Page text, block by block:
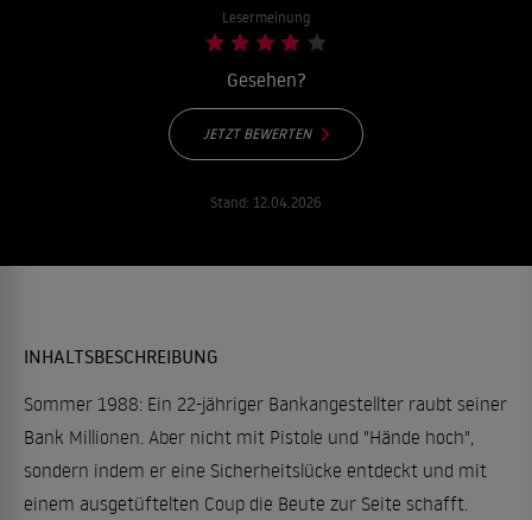
Lesermeinung
Gesehen?
JETZT BEWERTEN
Stand: 12.04.2026
INHALTSBESCHREIBUNG
Sommer 1988: Ein 22-jähriger Bankangestellter raubt seiner
Bank Millionen. Aber nicht mit Pistole und "Hände hoch",
sondern indem er eine Sicherheitslücke entdeckt und mit
einem ausgetüftelten Coup die Beute zur Seite schafft.